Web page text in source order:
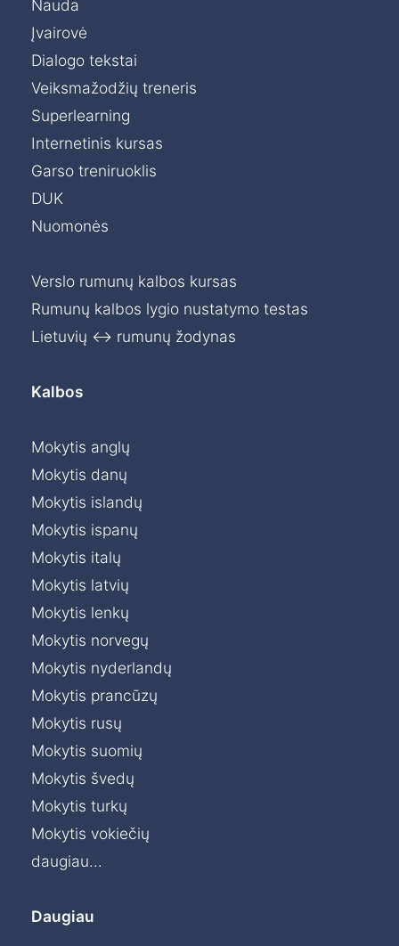
Nauda
Įvairovė
Dialogo tekstai
Veiksmažodžių treneris
Superlearning
Internetinis kursas
Garso treniruoklis
DUK
Nuomonės
Verslo rumunų kalbos kursas
Rumunų kalbos lygio nustatymo testas
Lietuvių ↔ rumunų žodynas
Kalbos
Mokytis anglų
Mokytis danų
Mokytis islandų
Mokytis ispanų
Mokytis italų
Mokytis latvių
Mokytis lenkų
Mokytis norvegų
Mokytis nyderlandų
Mokytis prancūzų
Mokytis rusų
Mokytis suomių
Mokytis švedų
Mokytis turkų
Mokytis vokiečių
daugiau...
Daugiau